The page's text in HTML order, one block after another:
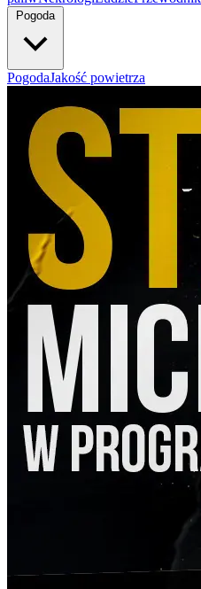
Pogoda
PogodaJakość powietrza